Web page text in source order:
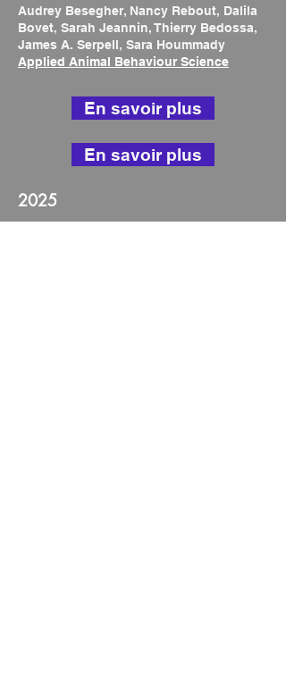
Audrey Besegher, Nancy Rebout, Dalila
Bovet, Sarah Jeannin, Thierry Bedossa,
James A. Serpell, Sara Hoummady
Applied Animal Behaviour Science
En savoir plus
En savoir plus
2025